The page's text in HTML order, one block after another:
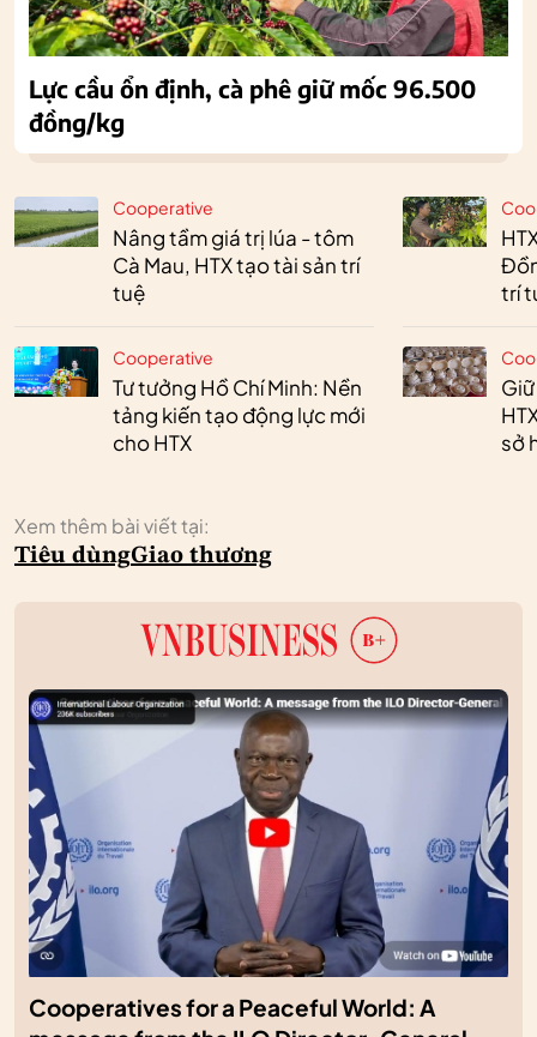
Cooperative
Nâng tầm giá trị lúa - tôm
Cà Mau, HTX tạo tài sản trí
tuệ
Cooperative
Tư tưởng Hồ Chí Minh: Nền
tảng kiến tạo động lực mới
cho HTX
trí
sở
Xem thêm bài viết tại:
Tiêu dùngGiao thương
Lực cầu ổn định, cà phê giữ mốc 96.500
đồng/kg
Cooperatives for a Peaceful World: A